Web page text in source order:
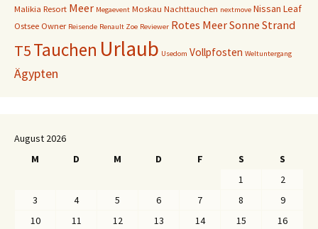
Malikia Resort Meer Megaevent Moskau Nachttauchen nextmove Nissan Leaf
Ostsee Owner Reisende Renault Zoe Reviewer Rotes MeerSonne Strand
T5Tauchen Urlaub Usedom Vollpfosten Weltuntergang
Ägypten
August 2026
M
D M D F S
S
1
2
3
4 5 6 7 8
9
10
11 12 13 14 15
16